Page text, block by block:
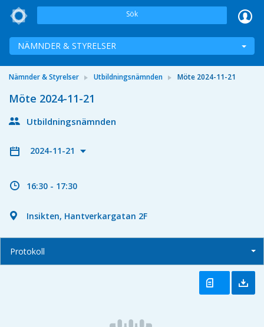
Sök
NÄMNDER & STYRELSER
Nämnder & Styrelser Utbildningsnämnden Möte 2024-11-21
Möte 2024-11-21
Utbildningsnämnden
2024-11-21
16:30 - 17:30
Insikten, Hantverkargatan 2F
Protokoll